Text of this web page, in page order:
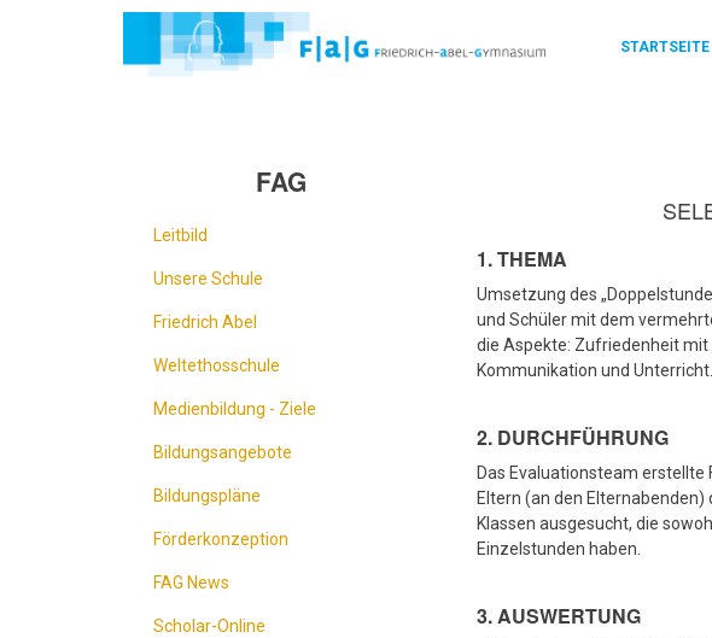
STARTSEITE
1. THEMA
Umsetzung des
und Schüler mit dem
die Aspekte: Zufriedenheit
Kommunikation und Unterricht.
2. DURCHFÜHRUNG
Das Evaluationsteam
Eltern (an den Elternabenden)
Klassen ausgesucht, die
Einzelstunden haben.
3. AUSWERTUNG
FAG
Leitbild
Unsere Schule
Friedrich Abel
Weltethosschule
Medienbildung - Ziele
Bildungsangebote
Bildungspläne
Förderkonzeption
FAG News
Scholar-Online